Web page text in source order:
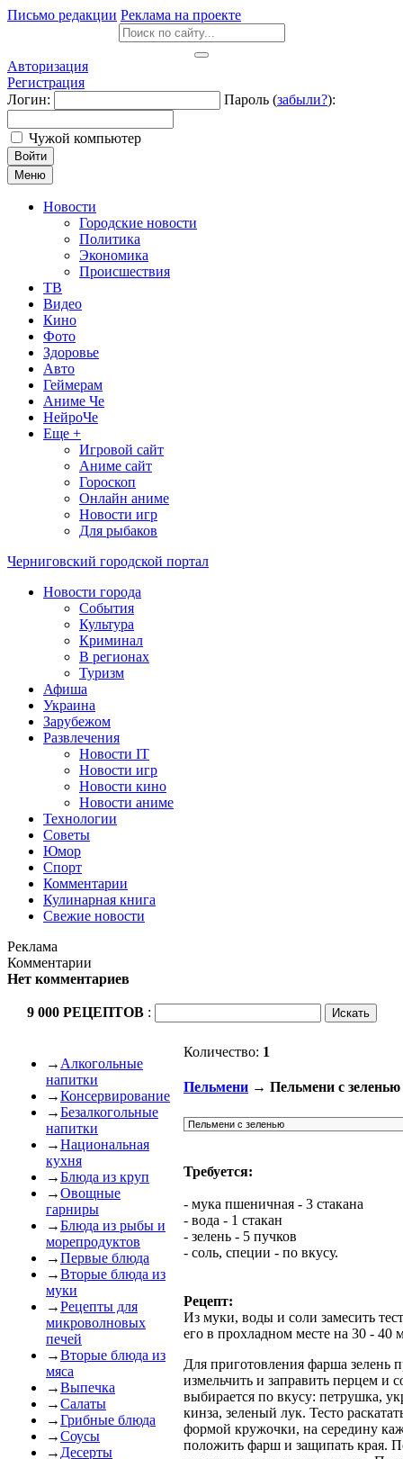
Письмо редакции Реклама на проекте
Авторизация
Регистрация
Логин:
Пароль (забыли?):
Чужой компьютер
Войти
Меню
Новости
Городские новости
Политика
Экономика
Происшествия
ТВ
Видео
Кино
Фото
Здоровье
Авто
Геймерам
Аниме Че
НейроЧе
Еще +
Игровой сайт
Аниме сайт
Гороскоп
Онлайн аниме
Новости игр
Для рыбаков
Черниговский городской портал
Новости города
События
Культура
Криминал
В регионах
Туризм
Афиша
Украина
Зарубежом
Развлечения
Новости IT
Новости игр
Новости кино
Новости аниме
Технологии
Советы
Юмор
Спорт
Комментарии
Кулинарная книга
Свежие новости
Реклама
Комментарии
Нет комментариев
9 000 РЕЦЕПТОВ :
→ Алкогольные
напитки
→Консервирование
→Безалкогольные
напитки
→Национальная
кухня
→Блюда из круп
→Овощные
гарниры
→Блюда из рыбы и
морепродуктов
→Первые блюда
→Вторые блюда из
муки
→Рецепты для
микроволновых
печей
→Вторые блюда из
мяса
→Выпечка
→Салаты
→Грибные блюда
→Соусы
→ Десерты
Количество: 1
Пельмени → Пельмени с зеленью
Требуется:
- мука пшеничная - 3 стакана
- вода - 1 стакан
- зелень - 5 пучков
- соль, специи - по вкусу.
Рецепт:
Из муки, воды и соли замесить
его в прохладном месте на 30 - 40
Для приготовления фарша зелень
измельчить и заправить перцем и
выбирается по вкусу: петрушка,
кинза, зеленый лук. Тесто
формой кружочки, на середину
положить фарш и защипать края.